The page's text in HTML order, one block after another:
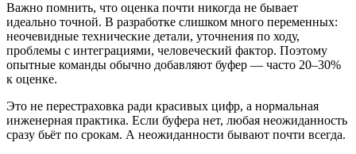
Важно помнить, что оценка почти никогда не бывает
идеально точной. В разработке слишком много переменных:
неочевидные технические детали, уточнения по ходу,
проблемы с интеграциями, человеческий фактор. Поэтому
опытные команды обычно добавляют буфер — часто 20–30%
к оценке.
Это не перестраховка ради красивых цифр, а нормальная
инженерная практика. Если буфера нет, любая неожиданность
сразу бьёт по срокам. А неожиданности бывают почти всегда.